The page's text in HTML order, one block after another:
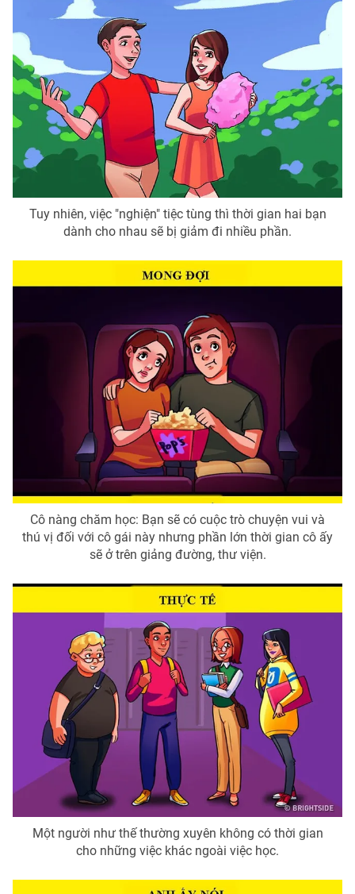
Tuy nhiên, việc "nghiện" tiệc tùng thì thời gian hai bạn
dành cho nhau sẽ bị giảm đi nhiều phần.
Cô nàng chăm học: Bạn sẽ có cuộc trò chuyện vui và
thú vị đối với cô gái này nhưng phần lớn thời gian cô ấy
sẽ ở trên giảng đường, thư viện.
Một người như thế thường xuyên không có thời gian
cho những việc khác ngoài việc học.